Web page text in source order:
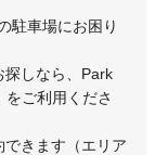
駐車場にお困り
探しなら、Park
ご利用くださ
きます（エリア